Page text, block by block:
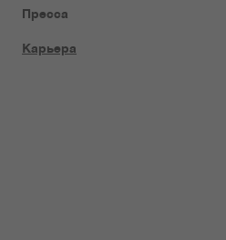
Пресса
Карьера